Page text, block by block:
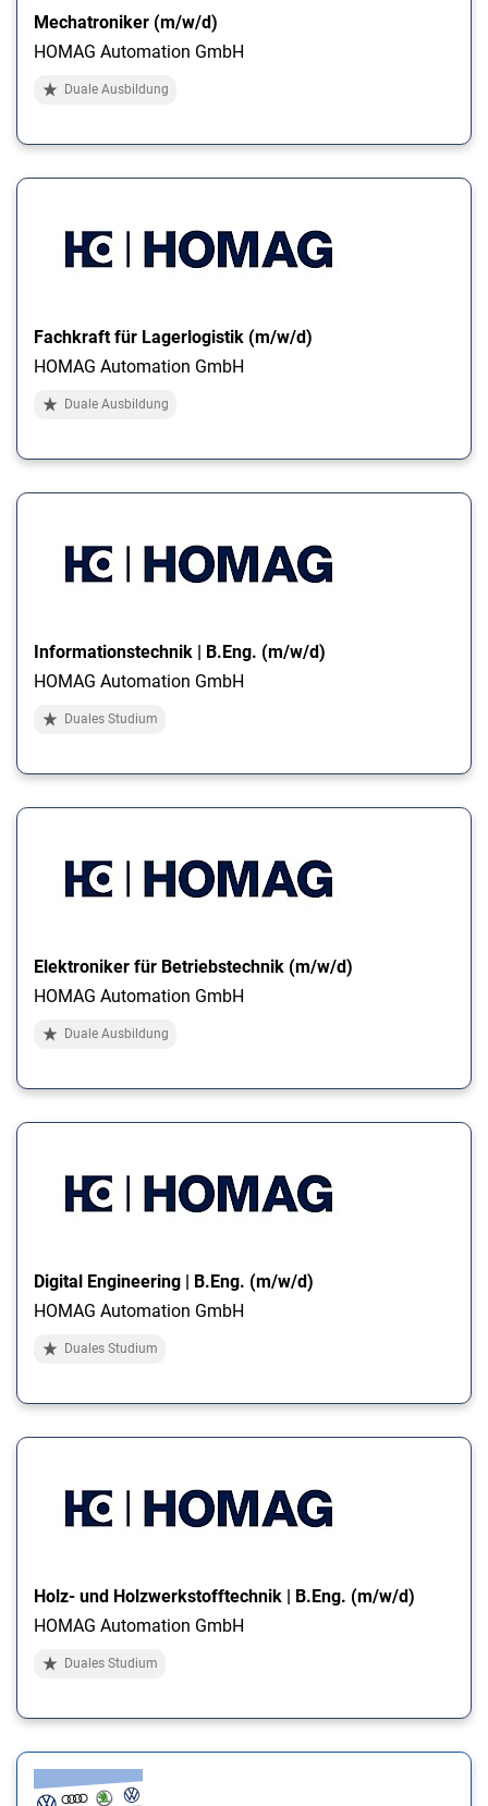
Mechatroniker (m/w/d)
HOMAG Automation GmbH
Duale Ausbildung
Fachkraft für Lagerlogistik (m/w/d)
HOMAG Automation GmbH
Duale Ausbildung
Informationstechnik | B.Eng. (m/w/d)
HOMAG Automation GmbH
Duales Studium
Elektroniker für Betriebstechnik (m/w/d)
HOMAG Automation GmbH
Duale Ausbildung
Digital Engineering | B.Eng. (m/w/d)
HOMAG Automation GmbH
Duales Studium
Holz- und Holzwerkstofftechnik | B.Eng. (m/w/d)
HOMAG Automation GmbH
Duales Studium